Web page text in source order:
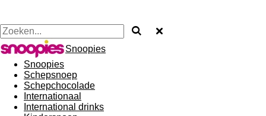
Snoopies
Snoopies
Schepsnoep
Schepchocolade
Internationaal
International drinks